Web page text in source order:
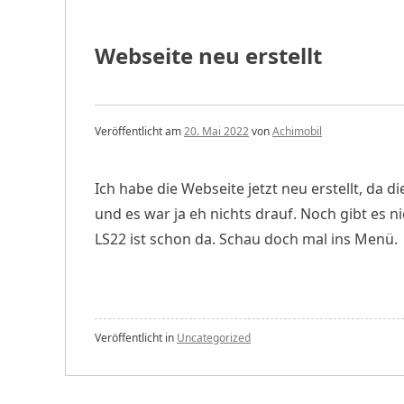
Webseite neu erstellt
Veröffentlicht am20. Mai 2022vonAchimobil
Ich habe die Webseite jetzt neu erstellt, da
und es war ja eh nichts drauf. Noch gibt es
LS22 ist schon da. Schau doch mal ins Menü.
Veröffentlicht in Uncategorized